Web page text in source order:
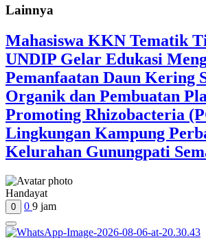
Lainnya
Mahasiswa KKN Tematik
UNDIP Gelar Edukasi
Pemanfaatan Daun Kering
Organik dan Pembuatan
Promoting Rhizobacteria
Lingkungan Kampung
Kelurahan Gunungpati
Handayat
0 0 9 jam